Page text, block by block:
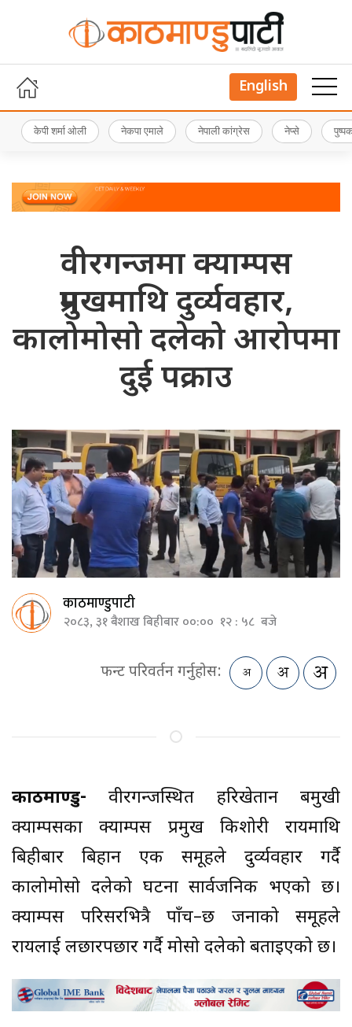
English
केपी शर्मा ओली नेकपा एमाले नेपाली कांग्रेस नेप्से
वीरगन्जमा क्याम्पस
प्रमुखमाथि दुर्व्यवहार,
कालोमोसो दलेको आरोपमा
दुई पक्राउ
काठमाण्डुपाटी
२०८३, ३१ बैशाख बिहीबार ००:०० १२ : ५८ बजे
फन्ट परिवर्तन गर्नुहोस:
काठमाण्डु-वीरगन्जस्थित हरिखेतान बहुमुखी
क्याम्पसका क्याम्पस प्रमुख किशोरी रायमाथि
बिहीबार बिहान एक समूहले दुर्व्यवहार गर्दै
कालोमोसो दलेको घटना सार्वजनिक भएको छ।
क्याम्पस परिसरभित्रै पाँच–छ जनाको समूहले
रायलाई लछारपछार गर्दै मोसो दलेको बताइएको छ।